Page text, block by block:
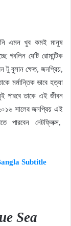
নি এমন খুব কমই মানুষ
গবলিন যেটি রোমান্টিক
টু বুসান ক্ষেত, জনপ্রিয়,
মর্মান্তিক ভাবে হত্যা
পারবে তাকে এই জীবন
সালের জনপ্রিয় এই
পারবেন নেটফ্লিক্স,
Subtitle
Sea